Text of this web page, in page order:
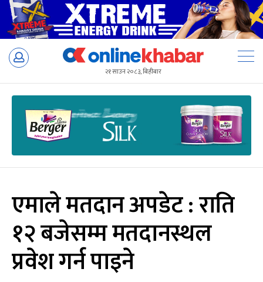
Skip
२१ साउन २०८३, बिहीबार
एमाले मतदान अपडेट : राति
१२ बजेसम्म मतदानस्थल
प्रवेश गर्न पाइने